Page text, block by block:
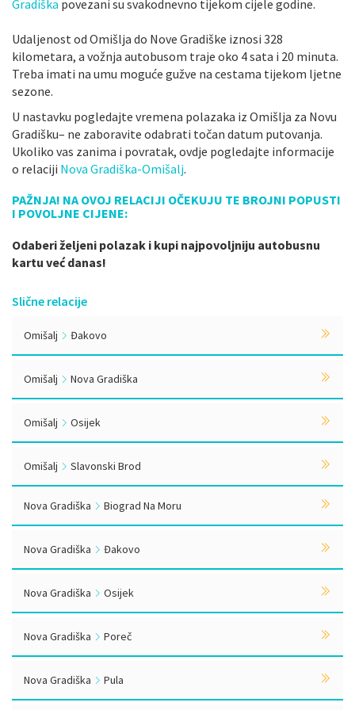
Gradiška povezani su svakodnevno tijekom cijele godine.
Udaljenost od Omišlja do Nove Gradiške iznosi 328
kilometara, a vožnja autobusom traje oko 4 sata i 20 minuta.
Treba imati na umu moguće gužve na cestama tijekom ljetne
sezone.
U nastavku pogledajte vremena polazaka iz Omišlja za Novu
Gradišku– ne zaboravite odabrati točan datum putovanja.
Ukoliko vas zanima i povratak, ovdje pogledajte informacije
o relaciji Nova Gradiška-Omišalj.
PAŽNJA! NA OVOJ RELACIJI OČEKUJU TE BROJNI POPUSTI
I POVOLJNE CIJENE:
Odaberi željeni polazak i kupi najpovoljniju autobusnu
kartu već danas!
Slične relacije
Omišalj Đakovo
Omišalj Nova Gradiška
Omišalj Osijek
Omišalj Slavonski Brod
Nova Gradiška Biograd Na Moru
Nova Gradiška Đakovo
Nova Gradiška Osijek
Nova Gradiška Poreč
Nova Gradiška Pula